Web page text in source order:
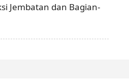
Jembatan dan Bagian-